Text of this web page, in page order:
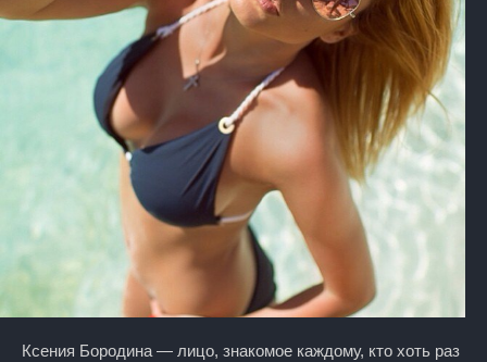
Ксения Бородина — лицо, знакомое каждому, кто хоть раз